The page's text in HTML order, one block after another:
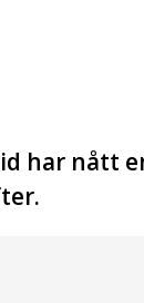
har nått